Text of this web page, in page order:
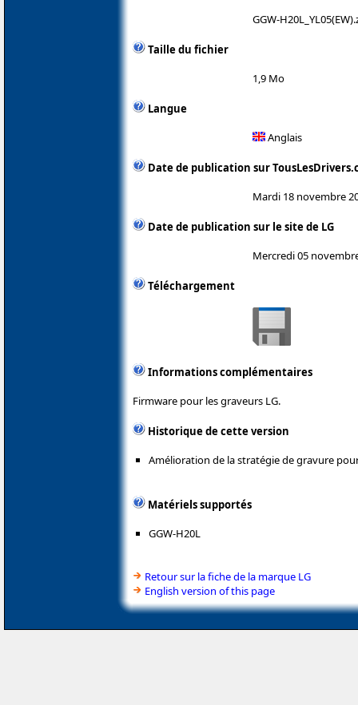
GGW-
Taille du fichier
1,9 Mo
Langue
Anglais
Date de publication sur
Mardi 18 novembre
Date de publication sur le site de LG
Mercredi 05
Téléchargement
Informations complémentaires
Firmware pour les graveurs LG.
Historique de cette version
Amélioration de la stratégie de gravure
Matériels supportés
GGW-H20L
Retour sur la fiche de la marque LG
English version of this page